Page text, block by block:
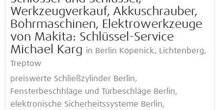
Werkzeugverkauf, Akkuschrauber,
Bohrmaschinen, Elektrowerkzeuge
von Makita: Schlüssel-Service
Michael Karg in Berlin Köpenick, Lichtenberg,
Treptow
preiswerte Schließzylinder Berlin,
Fensterbeschhläge und Türbeschläge Berlin,
elektronische Sicherheitssysteme Berlin,